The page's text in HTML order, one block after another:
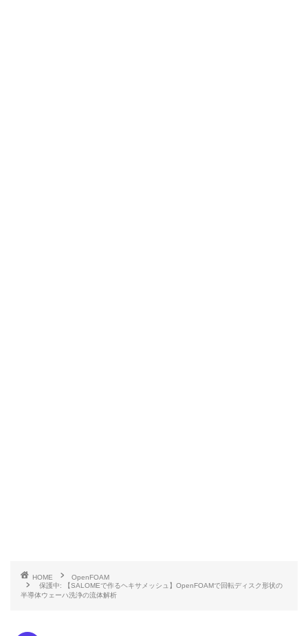
HOME
OpenFOAM
保護中: 【SALOMEで作るヘキサメッシュ】OpenFOAMで回転ディスク形状の
半導体ウェーハ洗浄の流体解析